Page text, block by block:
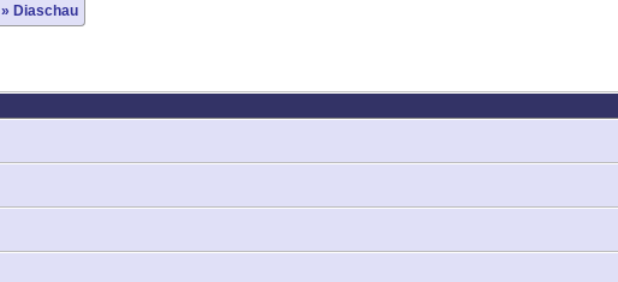
» Diaschau